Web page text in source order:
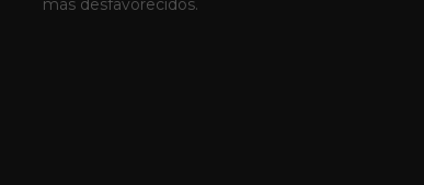
más desfavorecidos.